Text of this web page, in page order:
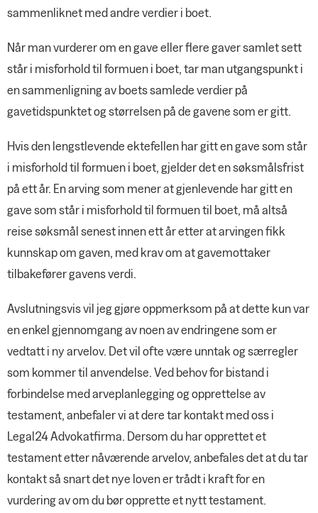
sammenliknet med andre verdier i boet.
Når man vurderer om en gave eller flere gaver samlet sett
står i misforhold til formuen i boet, tar man utgangspunkt i
en sammenligning av boets samlede verdier på
gavetidspunktet og størrelsen på de gavene som er gitt.
Hvis den lengstlevende ektefellen har gitt en gave som står
i misforhold til formuen i boet, gjelder det en søksmålsfrist
på ett år. En arving som mener at gjenlevende har gitt en
gave som står i misforhold til formuen til boet, må altså
reise søksmål senest innen ett år etter at arvingen fikk
kunnskap om gaven, med krav om at gavemottaker
tilbakefører gavens verdi.
Avslutningsvis vil jeg gjøre oppmerksom på at dette kun var
en enkel gjennomgang av noen av endringene som er
vedtatt i ny arvelov. Det vil ofte være unntak og særregler
som kommer til anvendelse. Ved behov for bistand i
forbindelse med arveplanlegging og opprettelse av
testament, anbefaler vi at dere tar kontakt med oss i
Legal24 Advokatfirma. Dersom du har opprettet et
testament etter nåværende arvelov, anbefales det at du tar
kontakt så snart det nye loven er trådt i kraft for en
vurdering av om du bør opprette et nytt testament.